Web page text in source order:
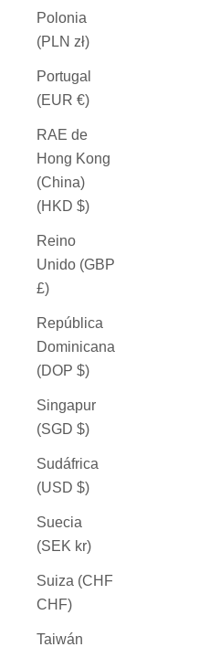
Polonia
(PLN zł)
Portugal
(EUR €)
RAE de
Hong Kong
(China)
(HKD $)
Reino
Unido (GBP
£)
República
Dominicana
(DOP $)
Singapur
(SGD $)
Sudáfrica
(USD $)
Suecia
(SEK kr)
Suiza (CHF
CHF)
Taiwán